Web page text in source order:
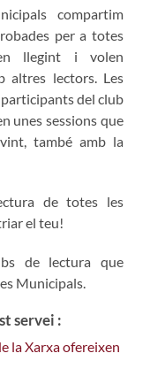
compartim
per a totes
llegint i volen
altres lectors. Les
del club
unes sessions que
també amb la
de totes les
el teu!
de lectura que
Municipals.
servei :
la Xarxa ofereixen